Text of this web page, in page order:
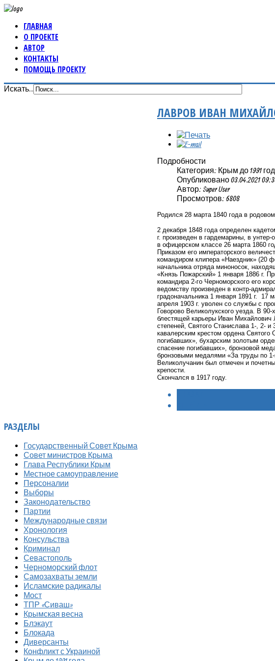
ГЛАВНАЯ
О ПРОЕКТЕ
АВТОР
КОНТАКТЫ
ПОМОЩЬ ПРОЕКТУ
Искать...
ЛАВРОВ ИВАН
Подробности
Категория: Крым до 1991
Опубликовано 03.04.2021
Автор: Super User
Просмотров: 6808
Родился 28 марта 1840 года в
2 декабря 1848 года определен
г. произведен в гардемарины, в
в офицерском классе 26 марта 1860
Приказом его императорского
командиром клипера «Наездник» (20
начальника отряда миноносок,
«Князь Пожарский» 1 января 1886 г.
командира 2-го Черноморского его
ведомству произведен в контр-
градоначальника 1 января 1891 г.
17
апреля 1903 г. уволен со службы с
Говорово Великолукского уезда. В
блестящей карьеры Иван Михайлович
степеней, Святого Станислава 1-, 2-
кавалерским крестом ордена
погибавших», бухарским золотым
спасение погибавших», бронзовой
бронзовыми медалями «За труды по
Великолучанин был отмечен и
крепости.
Скончался в 1917 году.
РАЗДЕЛЫ
Государственный Совет Крыма
Совет министров Крыма
Глава Республики Крым
Местное самоуправление
Персоналии
Выборы
Законодательство
Партии
Международные связи
Хронология
Консульства
Криминал
Севастополь
Черноморский флот
Самозахваты земли
Исламские радикалы
Мост
ТПР «Сиваш»
Крымская весна
Блэкаут
Блокада
Диверсанты
Конфликт с Украиной